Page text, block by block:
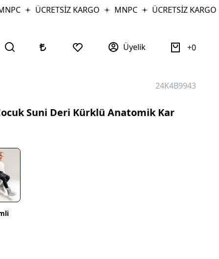
ÜCRETSİZ KARGO MNPC ÜCRETSİZ KARGO
Üyelik 0
24K4B9943
Suni Deri Kürklü Anatomik Kar